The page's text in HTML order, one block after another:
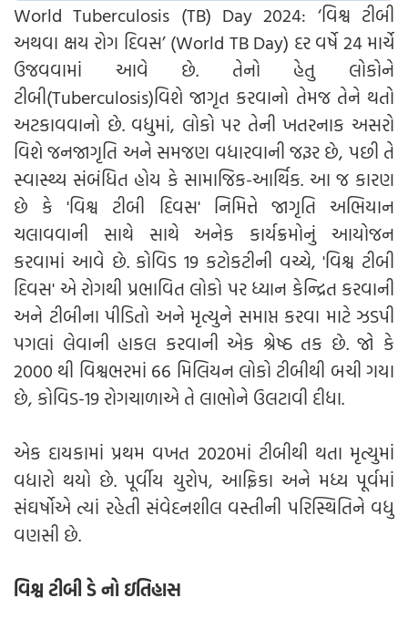
World Tuberculosis (TB) Day 2024: ‘વિશ્વ ટીબી
અથવા ક્ષય રોગ દિવસ’ (World TB Day) દર વર્ષે 24 માર્ચે
ઉજવવામાં આવે છે. તેનો હેતુ લોકોને
ટીબી(Tuberculosis)વિશે જાગૃત કરવાનો તેમજ તેને થતો
અટકાવવાનો છે. વધુમાં, લોકો પર તેની ખતરનાક અસરો
વિશે જનજાગૃતિ અને સમજણ વધારવાની જરૂર છે, પછી તે
સ્વાસ્થ્ય સંબંધિત હોય કે સામાજિક-આર્થિક. આ જ કારણ
છે કે 'વિશ્વ ટીબી દિવસ' નિમિત્તે જાગૃતિ અભિયાન
ચલાવવાની સાથે સાથે અનેક કાર્યક્રમોનું આયોજન
કરવામાં આવે છે. કોવિડ 19 કટોકટીની વચ્ચે, 'વિશ્વ ટીબી
દિવસ' એ રોગથી પ્રભાવિત લોકો પર ધ્યાન કેન્દ્રિત કરવાની
અને ટીબીના પીડિતો અને મૃત્યુને સમાપ્ત કરવા માટે ઝડપી
પગલાં લેવાની હાકલ કરવાની એક શ્રેષ્ઠ તક છે. જો કે
2000 થી વિશ્વભરમાં 66 મિલિયન લોકો ટીબીથી બચી ગયા
છે, કોવિડ-19 રોગચાળાએ તે લાભોને ઉલટાવી દીધા.
એક દાયકામાં પ્રથમ વખત 2020માં ટીબીથી થતા મૃત્યુમાં
વધારો થયો છે. પૂર્વીય યુરોપ, આફ્રિકા અને મધ્ય પૂર્વમાં
સંઘર્ષોએ ત્યાં રહેતી સંવેદનશીલ વસ્તીની પરિસ્થિતિને વધુ
વણસી છે.
વિશ્વ ટીબી ડે નો ઇતિહાસ